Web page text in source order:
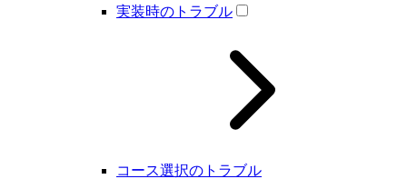
実装時のトラブル
コース選択のトラブル